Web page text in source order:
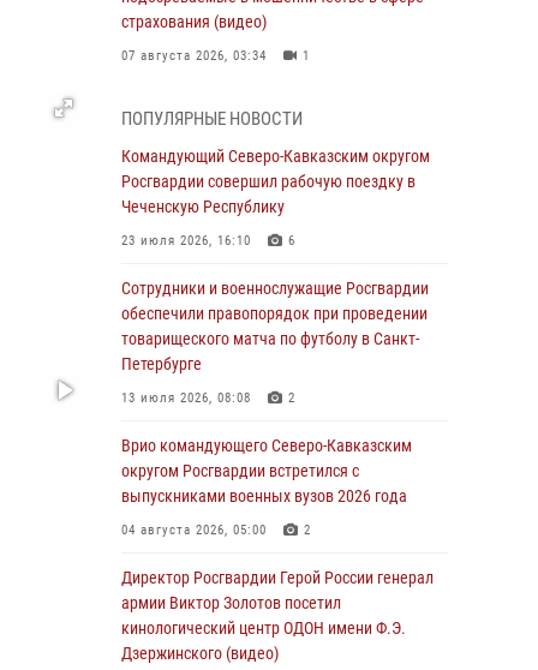
страхования (видео)
07 августа 2026, 03:34 1
автомобильных, бронетанковых служб
Сибирского округа Росгвардии завершился в
Омске
07 августа 2026, 02:53
специалистов организационно-штатных
подразделений Росгвардии с
профессиональным праздником
06 августа 2026, 21:01
Всероссийское совещание-семинар по
вопросам развития вневедомственной
охраны Росгвардии (видео)
06 августа 2026, 14:47 10
В Брянске сотрудники и военнослужащие
Росгвардии почтили память Героя России
Олега Визнюка
06 августа 2026, 14:36
ПОПУЛЯРНЫЕ НОВОСТИ
Командующий Северо-Кавказским округом
Росгвардии совершил рабочую поездку в
Чеченскую Республику
23 июля 2026, 16:10 6
Сотрудники и военнослужащие Росгвардии
обеспечили правопорядок при проведении
товарищеского матча по футболу в Санкт-
Петербурге
13 июля 2026, 08:08 2
Врио командующего Северо-Кавказским
округом Росгвардии встретился с
выпускниками военных вузов 2026 года
04 августа 2026, 05:00 2
Директор Росгвардии Герой России генерал
армии Виктор Золотов посетил
кинологический центр ОДОН имени Ф.Э.
Дзержинского (видео)